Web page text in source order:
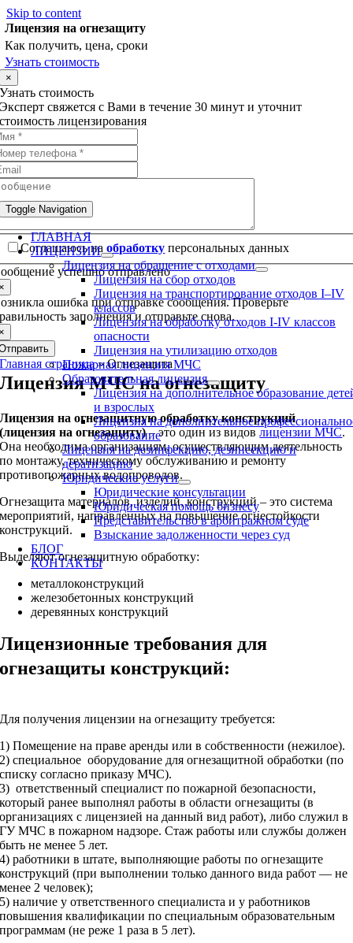
Skip to content
Toggle Navigation
ГЛАВНАЯ
ЛИЦЕНЗИИ
Лицензия на обращение с отходами
Лицензия на сбор отходов
Лицензия на транспортирование отходов I–IV
классов
Лицензия на обработку отходов I-IV классов
опасности
Лицензия на утилизацию отходов
Пожарная лицензия МЧС
Образовательная лицензия
Лицензия на дополнительное образование
и взрослых
Лицензия на дополнительное
образование
Лицензия на дезинфекцию, дезинсекцию и
дератизацию
Юридические услуги
Юридические консультации
Юридическая помощь бизнесу
Представительство в арбитражном суде
Взыскание задолженности через суд
БЛОГ
КОНТАКТЫ
Лицензия на огнезащиту
Как получить, цена, сроки
Узнать стоимость
×
Узнать стоимость
Эксперт свяжется с Вами в течение 30 минут и уточнит
стоимость лицензирования
Соглашаюсь наобработку персональных данных
успешно отправлено
ошибка при отправке сообщения. Проверьте
заполнения и отправьте снова.
Главная страница»Огнезащита
Лицензия МЧС на огнезащиту
Лицензия на огнезащитную обработку конструкций
(лицензия на огнезащиту)– это один из видовлицензии МЧС.
Она необходима организациям, осуществляющим деятельность
по монтажу, техническому обслуживанию и ремонту
противопожарных водопроводов.
Огнезащита материалов, изделий, конструкций – это система
мероприятий, направленных на повышение огнестойкости
конструкций.
Выделяют огнезащитную обработку:
металлоконструкций
железобетонных конструкций
деревянных конструкций
Лицензионные требования для
огнезащиты конструкций:
Для получения лицензии на огнезащиту требуется:
1) Помещение на праве аренды или в собственности (нежилое).
2) специальное оборудование для огнезащитной обработки (по
списку согласно приказу МЧС).
3) ответственный специалист по пожарной безопасности,
который ранее выполнял работы в области огнезащиты (в
организациях с лицензией на данный вид работ), либо служил в
ГУ МЧС в пожарном надзоре. Стаж работы или службы должен
быть не менее 5 лет.
4) работники в штате, выполняющие работы по огнезащите
конструкций (при выполнении только данного вида работ — не
менее 2 человек);
5) наличие у ответственного специалиста и у работников
повышения квалификации по специальным образовательным
программам (не реже 1 раза в 5 лет).